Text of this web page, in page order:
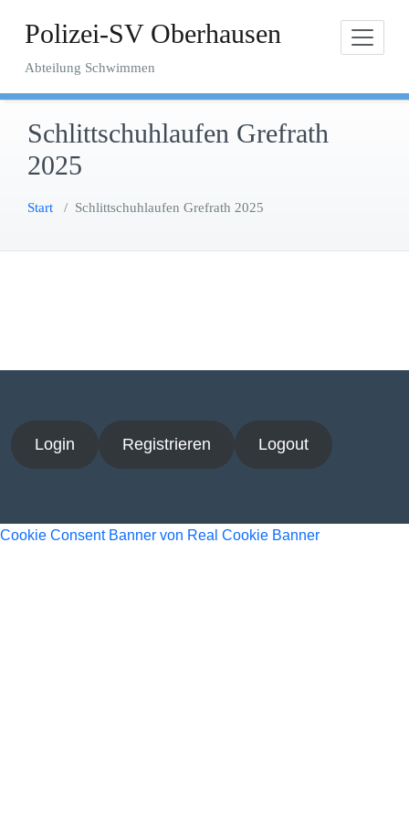
InhaltPolizei-SV Oberhausen
Abteilung Schwimmen
Schlittschuhlaufen Grefrath
2025
Start / Schlittschuhlaufen Grefrath 2025
Login Registrieren Logout
Cookie Consent Banner von Real Cookie Banner